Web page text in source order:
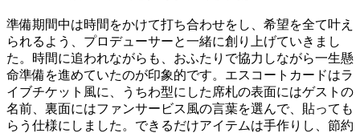
準備期間中は時間をかけて打ち合わせをし、希望を全て叶え
られるよう、プロデューサーと一緒に創り上げていきまし
た。時間に追われながらも、おふたりで協力しながら一生懸
命準備を進めていたのが印象的です。エスコートカードはラ
イブチケット風に、うちわ型にした席札の表面にはゲストの
名前、裏面にはファンサービス風の言葉を選んで、貼っても
らう仕様にしました。できるだけアイテムは手作りし、節約